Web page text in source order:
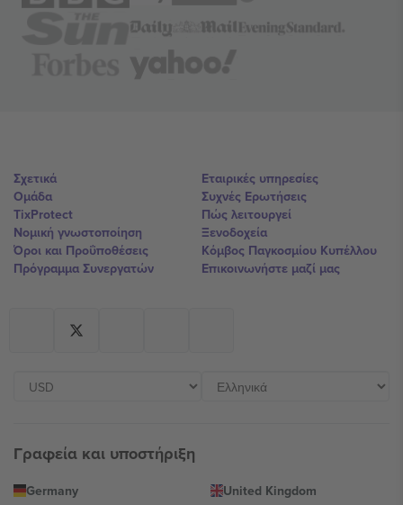
Σχετικά
Ομάδα
TixProtect
Νομική γνωστοποίηση
Όροι και Προΰποθέσεις
Πρόγραμμα Συνεργατών
Εταιρικές υπηρεσίες
Συχνές Ερωτήσεις
Πώς λειτουργεί
Ξενοδοχεία
Κόμβος Παγκοσμίου Κυπέλλου
Επικοινωνήστε μαζί μας
Γραφεία και υποστήριξη
Germany
United Kingdom